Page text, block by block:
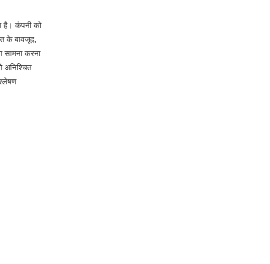
है। कंपनी को
के बावजूद,
सामना करना
अनिश्चित